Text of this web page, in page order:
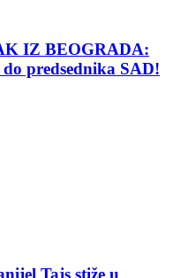
IZ BEOGRADA:
predsednika SAD!
Tajs stiže u